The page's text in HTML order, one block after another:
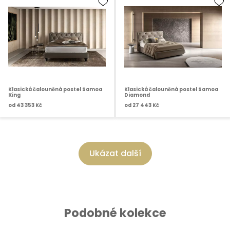
Klasická čalouněná postel Samoa
King
od 43 353 Kč
Klasická čalouněná postel Samoa
Diamond
od 27 443 Kč
Ukázat další
Podobné kolekce